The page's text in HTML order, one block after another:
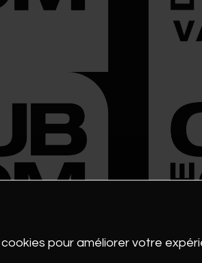
pour améliorer votre